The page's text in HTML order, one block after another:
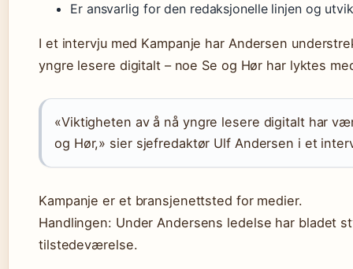
Er ansvarlig for den redaksjonelle linjen og
I et intervju med Kampanje har Andersen
yngre lesere digitalt – noe Se og Hør har lyktes
«Viktigheten av å nå yngre lesere digitalt har
og Hør,» sier sjefredaktør Ulf Andersen i et
Kampanje er et bransjenettsted for medier.
Handlingen: Under Andersens ledelse har bladet
tilstedeværelse.